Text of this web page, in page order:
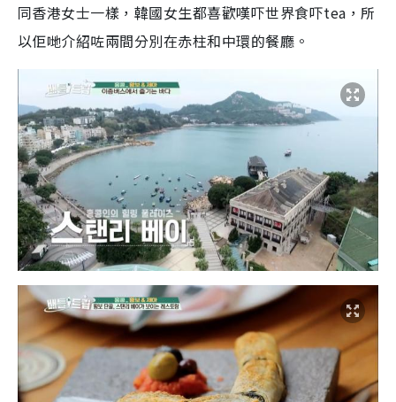
同香港女士一樣，韓國女生都喜歡嘆吓世界食吓tea，所
以佢哋介紹咗兩間分別在赤柱和中環的餐廳。